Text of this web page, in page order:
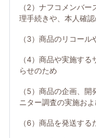
（2）ナフコメンバ
理手続きや、本人確
（3）商品のリコー
（4）商品や実施す
らせのため
（5）商品の企画、
ニター調査の実施お
（6）商品を発送する